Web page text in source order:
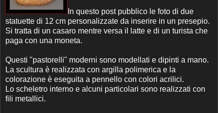
In questo post pubblico le foto di due
statuette di 12 cm personalizzate da inserire in un presepio.
Si tratta di un casaro mentre versa il latte e di un turista che
paga con una moneta.
Questi "pastorelli" moderni sono modellati e dipinti a mano.
La scultura è realizzata con argilla polimerica e la
colorazione è eseguita a pennello con colori acrilici.
Lo scheletro interno e alcuni particolari sono realizzati con
fili metallici.